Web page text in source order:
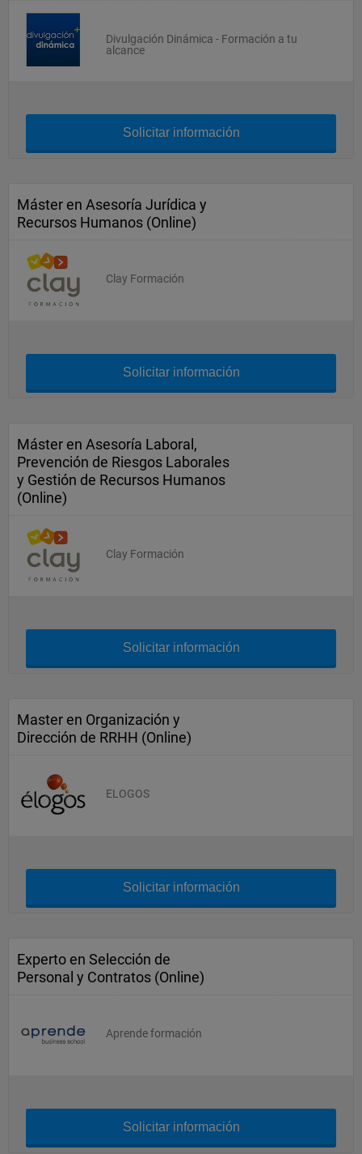
Divulgación Dinámica - Formación a tu
alcance
Solicitar información
Máster en Asesoría Jurídica y
Recursos Humanos (Online)
Clay Formación
Solicitar información
Máster en Asesoría Laboral,
Prevención de Riesgos Laborales
y Gestión de Recursos Humanos
(Online)
Clay Formación
Solicitar información
Master en Organización y
Dirección de RRHH (Online)
ELOGOS
Solicitar información
Experto en Selección de
Personal y Contratos (Online)
Aprende formación
Solicitar información